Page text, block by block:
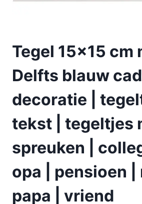
Tegel 15×15 cm
Delfts blauw
decoratie |
tekst | tegeltjes
spreuken |
opa | pensioen |
papa | vriend